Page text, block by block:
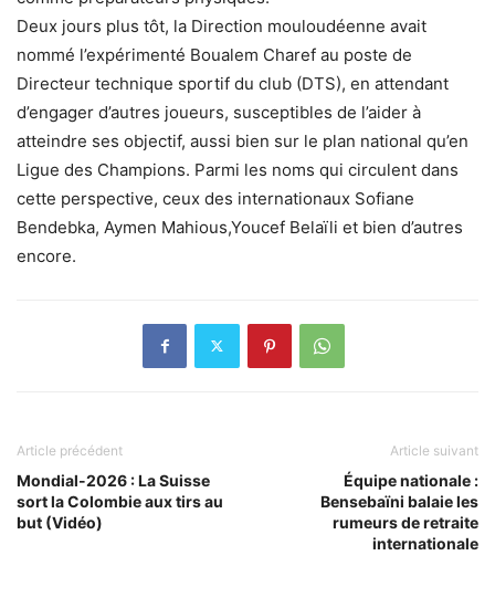
Deux jours plus tôt, la Direction mouloudéenne avait
nommé l’expérimenté Boualem Charef au poste de
Directeur technique sportif du club (DTS), en attendant
d’engager d’autres joueurs, susceptibles de l’aider à
atteindre ses objectif, aussi bien sur le plan national qu’en
Ligue des Champions. Parmi les noms qui circulent dans
cette perspective, ceux des internationaux Sofiane
Bendebka, Aymen Mahious,Youcef Belaïli et bien d’autres
encore.
Article précédent
Mondial-2026 : La Suisse
sort la Colombie aux tirs au
but (Vidéo)
Article suivant
Équipe nationale :
Bensebaïni balaie les
rumeurs de retraite
internationale